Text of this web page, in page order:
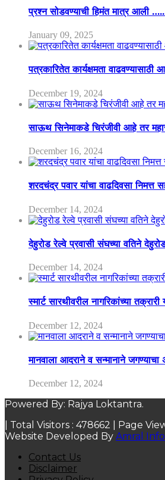
प्रश्न सोडवण्याची हिमंत मात्र आली …..
January 09, 2025
पत्रकारितेत कार्यक्षमता
December 19, 2024
साऊथ सिनेमाकडे चिरंजीवी आहे तर
December 16, 2024
शरदचंद्र पवार यांचा वाढदिवसा निमत्त
December 14, 2024
देहुरोड रेल्वे प्रवासी संघच्या वतिने
December 14, 2024
स्मार्ट सारथीवरील नागरिकांच्या
December 12, 2024
मानवाला आदराने व सन्मानाने
December 12, 2024
Powered By: Rajya Loktantra.
| Total Visitors : 478662 | Page
Website Developed By Amral
Contact Us
Disclaimer